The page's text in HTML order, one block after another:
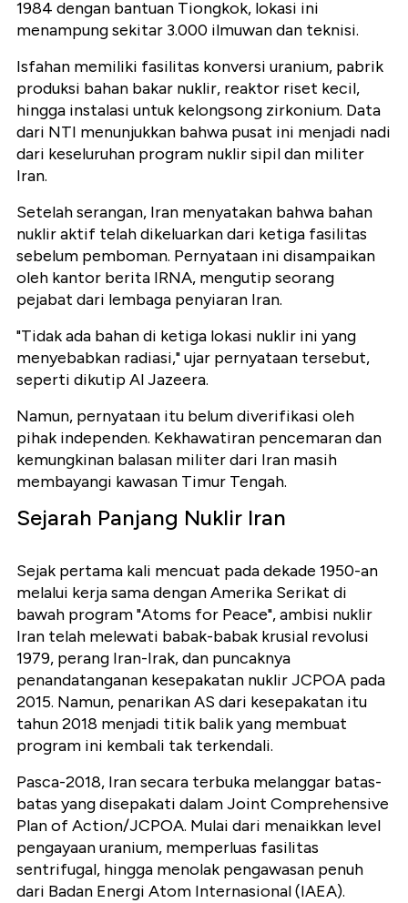
1984 dengan bantuan Tiongkok, lokasi ini
menampung sekitar 3.000 ilmuwandan teknisi.
Isfahan memiliki fasilitas konversi uranium, pabrik
produksi bahan bakar nuklir, reaktor riset kecil,
hingga instalasi untuk kelongsong zirkonium. Data
dari NTI menunjukkan bahwa pusat ini menjadi nadi
dari keseluruhan program nuklir sipil dan militer
Iran.
Setelah serangan, Iran menyatakan bahwa bahan
nuklir aktif telah dikeluarkan dari ketiga fasilitas
sebelum pemboman. Pernyataan ini disampaikan
oleh kantor berita IRNA, mengutip seorang
pejabat dari lembaga penyiaran Iran.
"Tidak ada bahan di ketiga lokasi nuklir ini yang
menyebabkan radiasi,"ujar pernyataan tersebut,
seperti dikutip Al Jazeera.
Namun, pernyataan itu belum diverifikasi oleh
pihak independen. Kekhawatiran pencemaran dan
kemungkinan balasan militer dari Iran masih
membayangi kawasan Timur Tengah.
Sejarah Panjang Nuklir Iran
Sejak pertama kali mencuat pada dekade 1950-an
melalui kerja sama dengan Amerika Serikat di
bawah program "Atoms for Peace", ambisi nuklir
Iran telah melewati babak-babak krusial revolusi
1979, perang Iran-Irak, dan puncaknya
penandatanganan kesepakatan nuklir JCPOA pada
2015. Namun, penarikan AS dari kesepakatan itu
tahun 2018 menjadi titik balik yang membuat
program ini kembali tak terkendali.
Pasca-2018, Iran secara terbuka melanggar batas-
batas yang disepakati dalamJoint Comprehensive
Plan of Action/JCPOA. Mulai dari menaikkan level
pengayaan uranium, memperluas fasilitas
sentrifugal, hingga menolak pengawasan penuh
dari Badan Energi Atom Internasional (IAEA).